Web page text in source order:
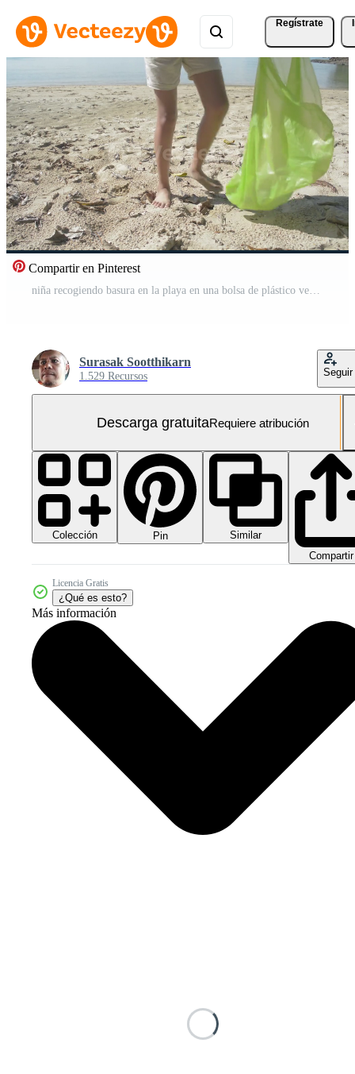
Regístrate
Compartir en Pinterest
niña recogiendo basura en la playa en una bolsa de plástico verde Vídeo Gratis
Surasak Sootthikarn
1.529 Recursos Seguir
Descarga gratuitaRequiere atribución
Colección Pin
Similar
Compartir
Licencia Gratis
¿Qué es esto?
Más información